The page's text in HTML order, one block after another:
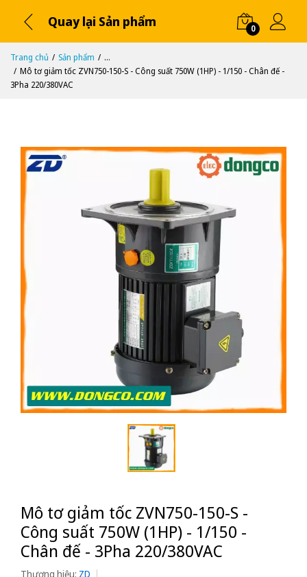
Quay lại Sản phẩm 0
Trang chủ Sản phẩm
...
Mô tơ giảm tốc ZVN750-150-S - Công suất 750W (1HP) - 1/150 - Chân đế -
3Pha 220/380VAC
Mô tơ giảm tốc ZVN750-150-S -
Công suất 750W (1HP) - 1/150 -
Chân đế - 3Pha 220/380VAC
Thương hiệu: ZD